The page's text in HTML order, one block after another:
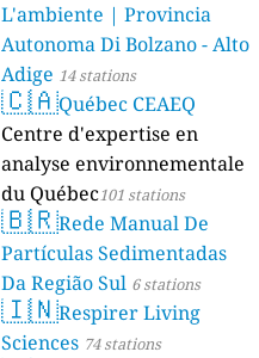
L'ambiente | Provincia
Autonoma Di Bolzano - Alto
Adige 14 stations
🇨🇦Québec CEAEQ
Centre d'expertise en
analyse environnementale
du Québec101 stations
🇧🇷Rede Manual De
Partículas Sedimentadas
Da Região Sul 6 stations
🇮🇳Respirer Living
Sciences 74 stations